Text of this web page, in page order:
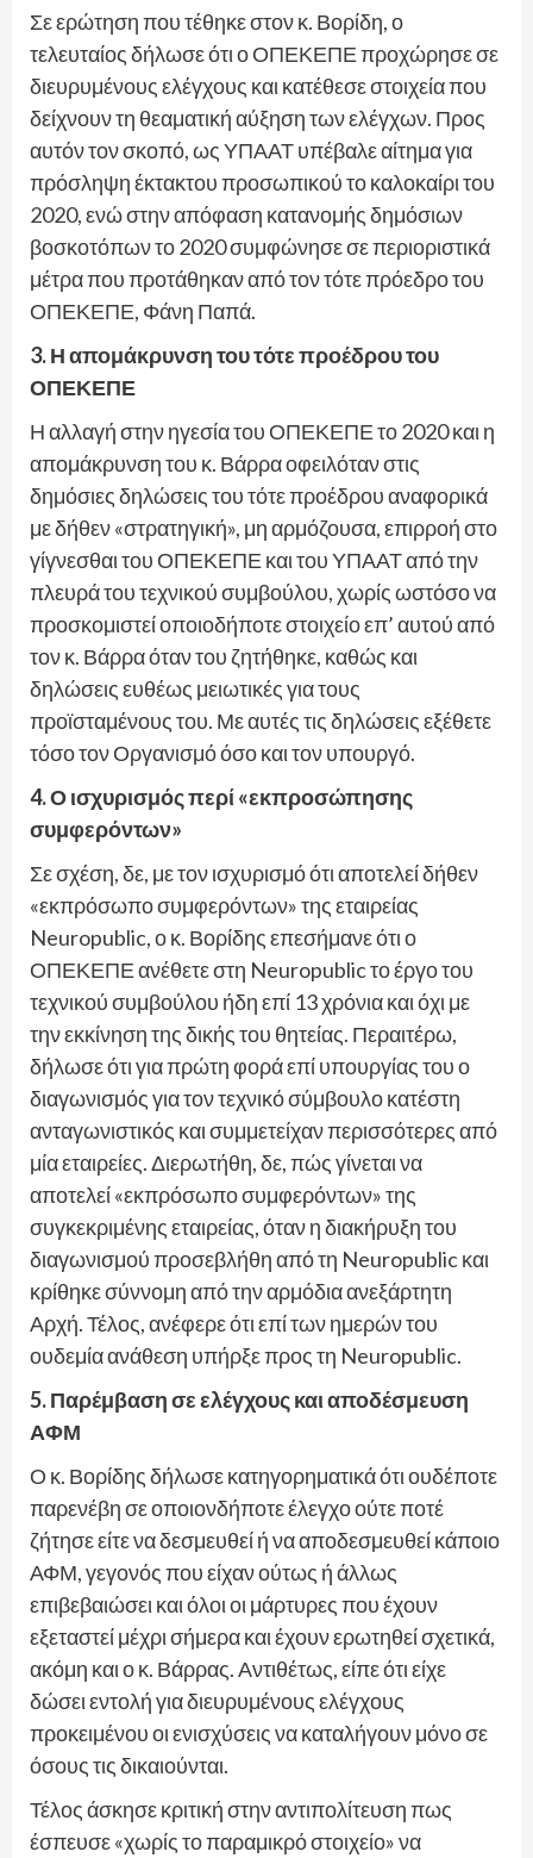
Σε ερώτηση που τέθηκε στον κ. Βορίδη, ο
τελευταίος δήλωσε ότι ο ΟΠΕΚΕΠΕ προχώρησε σε
διευρυμένους ελέγχους και κατέθεσε στοιχεία που
δείχνουν τη θεαματική αύξηση των ελέγχων. Προς
αυτόν τον σκοπό, ως ΥΠΑΑΤ υπέβαλε αίτημα για
πρόσληψη έκτακτου προσωπικού το καλοκαίρι του
2020, ενώ στην απόφαση κατανομής δημόσιων
βοσκοτόπων το 2020 συμφώνησε σε περιοριστικά
μέτρα που προτάθηκαν από τον τότε πρόεδρο του
ΟΠΕΚΕΠΕ, Φάνη Παπά.
3. Η απομάκρυνση του τότε προέδρου του
ΟΠΕΚΕΠΕ
Η αλλαγή στην ηγεσία του ΟΠΕΚΕΠΕ το 2020 και η
απομάκρυνση του κ. Βάρρα οφειλόταν στις
δημόσιες δηλώσεις του τότε προέδρου αναφορικά
με δήθεν «στρατηγική», μη αρμόζουσα, επιρροή στο
γίγνεσθαι του ΟΠΕΚΕΠΕ και του ΥΠΑΑΤ από την
πλευρά του τεχνικού συμβούλου, χωρίς ωστόσο να
προσκομιστεί οποιοδήποτε στοιχείο επ’ αυτού από
τον κ. Βάρρα όταν του ζητήθηκε, καθώς και
δηλώσεις ευθέως μειωτικές για τους
προϊσταμένους του. Με αυτές τις δηλώσεις εξέθετε
τόσο τον Οργανισμό όσο και τον υπουργό.
4. Ο ισχυρισμός περί «εκπροσώπησης
συμφερόντων»
Σε σχέση, δε, με τον ισχυρισμό ότι αποτελεί δήθεν
«εκπρόσωπο συμφερόντων» της εταιρείας
Neuropublic, ο κ. Βορίδης επεσήμανε ότι ο
ΟΠΕΚΕΠΕ ανέθετε στη Neuropublic το έργο του
τεχνικού συμβούλου ήδη επί 13 χρόνια και όχι με
την εκκίνηση της δικής του θητείας. Περαιτέρω,
δήλωσε ότι για πρώτη φορά επί υπουργίας του ο
διαγωνισμός για τον τεχνικό σύμβουλο κατέστη
ανταγωνιστικός και συμμετείχαν περισσότερες από
μία εταιρείες. Διερωτήθη, δε, πώς γίνεται να
αποτελεί «εκπρόσωπο συμφερόντων» της
συγκεκριμένης εταιρείας, όταν η διακήρυξη του
διαγωνισμού προσεβλήθη από τη Neuropublic και
κρίθηκε σύννομη από την αρμόδια ανεξάρτητη
Αρχή. Τέλος, ανέφερε ότι επί των ημερών του
ουδεμία ανάθεση υπήρξε προς τη Neuropublic.
5. Παρέμβαση σε ελέγχους και αποδέσμευση
ΑΦΜ
Ο κ. Βορίδης δήλωσε κατηγορηματικά ότι ουδέποτε
παρενέβη σε οποιονδήποτε έλεγχο ούτε ποτέ
ζήτησε είτε να δεσμευθεί ή να αποδεσμευθεί κάποιο
ΑΦΜ, γεγονός που είχαν ούτως ή άλλως
επιβεβαιώσει και όλοι οι μάρτυρες που έχουν
εξεταστεί μέχρι σήμερα και έχουν ερωτηθεί σχετικά,
ακόμη και ο κ. Βάρρας. Αντιθέτως, είπε ότι είχε
δώσει εντολή για διευρυμένους ελέγχους
προκειμένου οι ενισχύσεις να καταλήγουν μόνο σε
όσους τις δικαιούνται.
Τέλος άσκησε κριτική στην αντιπολίτευση πως
έσπευσε «χωρίς το παραμικρό στοιχείο» να